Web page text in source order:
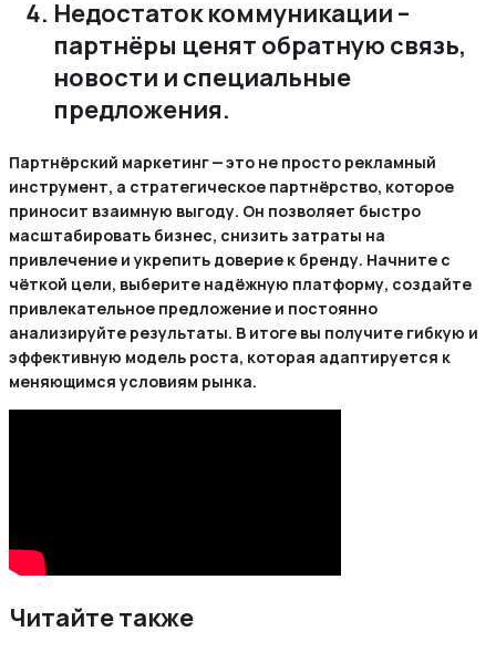
Недостаток коммуникации –
партнёры ценят обратную связь‚
новости и специальные
предложения.
Партнёрский маркетинг — это не просто рекламный
инструмент‚ а стратегическое партнёрство‚ которое
приносит взаимную выгоду. Он позволяет быстро
масштабировать бизнес‚ снизить затраты на
привлечение и укрепить доверие к бренду. Начните с
чёткой цели‚ выберите надёжную платформу‚ создайте
привлекательное предложение и постоянно
анализируйте результаты. В итоге вы получите гибкую и
эффективную модель роста‚ которая адаптируется к
меняющимся условиям рынка.
Читайте также